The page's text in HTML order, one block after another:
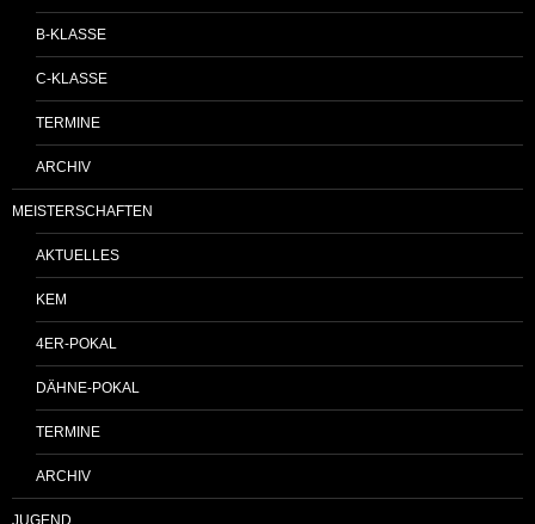
B-KLASSE
C-KLASSE
TERMINE
ARCHIV
MEISTERSCHAFTEN
AKTUELLES
KEM
4ER-POKAL
DÄHNE-POKAL
TERMINE
ARCHIV
JUGEND